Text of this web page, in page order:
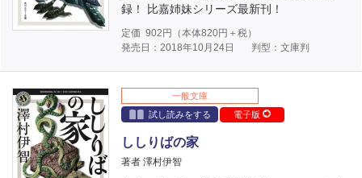
録！ 比嘉姉妹シリーズ最新刊！
定価 902 円（本体820円＋税）
発売日：2018年10月24日
判型：文庫判
一般文庫
試し読みをする
電子版
ししりばの家
著者 澤村伊智